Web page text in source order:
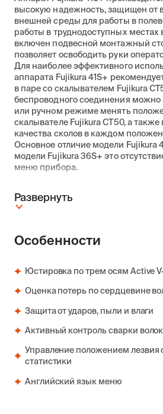
высокую надежность, защищен от
внешней среды для работы в
работы в труднодоступных местах
включен подвесной монтажный
позволяет освободить руки
Для наиболее эффективного
аппарата Fujikura 41S+
в паре со скалывателем Fujikura
беспроводного соединения можно
или ручном режиме менять
скалывателе Fujikura CT50, а также
качества сколов в каждом
Основное отличие модели Fujikura
модели Fujikura 36S+ это
меню прибора.
Развернуть
Особенности
Юстировка по трем осям Active
Оценка потерь по сердцевине
Защита от ударов, пыли и влаги
Активный контроль сварки
Управление положением лезвия
статистики
Английский язык меню